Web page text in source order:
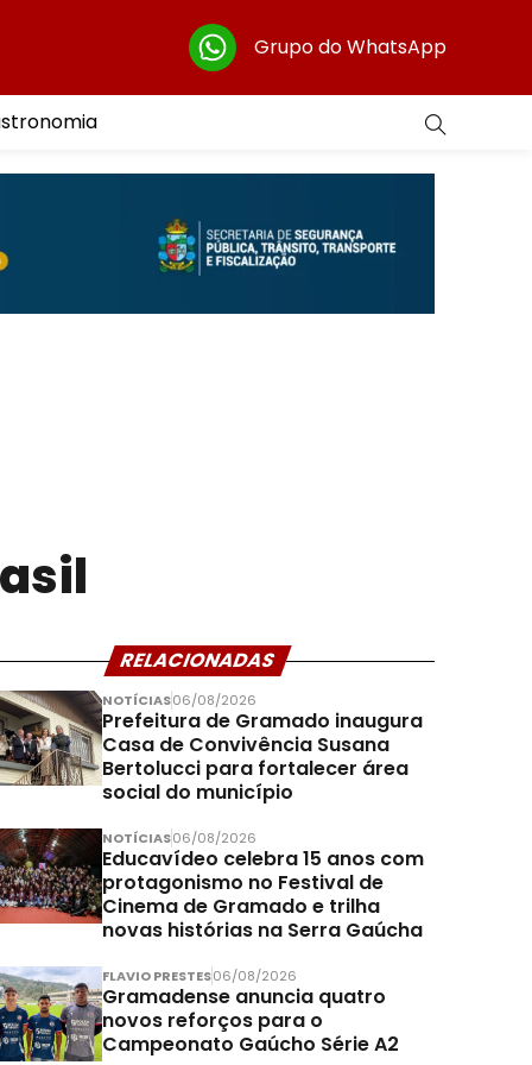
Grupo do WhatsApp
RELACIONADAS
NOTÍCIAS06/08/2026
Prefeitura de Gramado inaugura
Casa de Convivência Susana
Bertolucci para fortalecer área
social do município
NOTÍCIAS06/08/2026
Educavídeo celebra 15 anos com
protagonismo no Festival de
Cinema de Gramado e trilha
novas histórias na Serra Gaúcha
FLAVIO PRESTES06/08/2026
Gramadense anuncia quatro
novos reforços para o
Campeonato Gaúcho Série A2